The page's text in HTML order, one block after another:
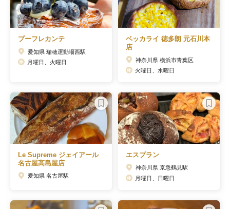
プーフレカンテ
愛知県 瑞穂運動場西駅
月曜日、火曜日
ベッカライ 徳多朗 元石川本
店
神奈川県 横浜市青葉区
火曜日、水曜日
Le Supreme ジェイアール
名古屋高島屋店
愛知県 名古屋駅
エスプラン
神奈川県 京急鶴見駅
月曜日、日曜日